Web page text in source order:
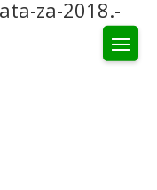
za-2018.-